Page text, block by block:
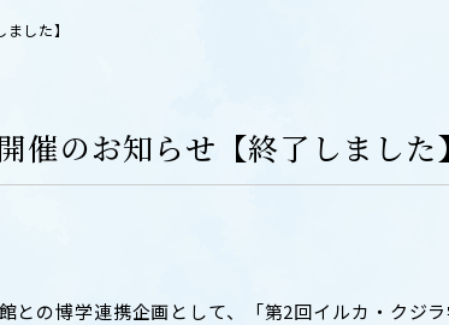
した】
催のお知らせ【終了しました
との博学連携企画として、「第2回イルカ・クジ